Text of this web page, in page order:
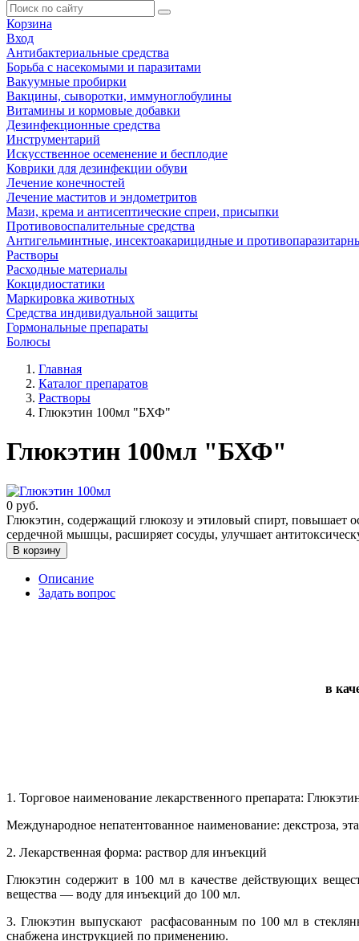
Корзина
Вход
Антибактериальные средства
Борьба с насекомыми и паразитами
Вакуумные пробирки
Вакцины, сыворотки, иммуноглобулины
Витамины и кормовые добавки
Дезинфекционные средства
Инструментарий
Искусственное осеменение и бесплодие
Коврики для дезинфекции обуви
Лечение конечностей
Лечение маститов и эндометритов
Мази, крема и антисептические спреи, присыпки
Противовоспалительные средства
Антигельминтные, инсектоакарицидные и
Растворы
Расходные материалы
Кокцидиостатики
Маркировка животных
Средства индивидуальной защиты
Гормональные препараты
Болюсы
Главная
Каталог препаратов
Растворы
Глюкэтин 100мл "БХФ"
Глюкэтин 100мл "БХФ"
0 руб.
Глюкэтин, содержащий глюкозу и этиловый спирт, повышает
сердечной мышцы, расширяет сосуды, улучшает
В корзину
Описание
Задать вопрос
в
1. Торговое наименование лекарственного препарата:
Международное непатентованное наименование: декстроза,
2. Лекарственная форма: раствор для инъекций
Глюкэтин содержит в 100 мл в качестве действующих
вещества — воду для инъекций до 100 мл.
3. Глюкэтин выпускают расфасованным по 100 мл в
снабжена инструкцией по применению.